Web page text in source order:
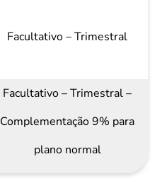
Facultativo – Trimestral
Facultativo – Trimestral –
Complementação 9% para
plano normal